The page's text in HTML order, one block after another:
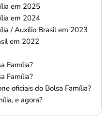
em 2025
em 2024
/ Auxílio Brasil em 2023
em 2022
Família?
Família?
oficiais do Bolsa Família?
e agora?